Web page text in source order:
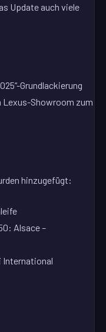
Update auch viele
Grundlackierung
Lexus-Showroom zum
hinzugefügt:
Alsace –
International